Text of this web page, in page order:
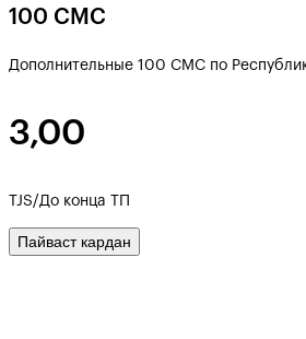
100 СМС
Дополнительные 100 СМС по
3,00
TJS/До конца ТП
Пайваст кардан